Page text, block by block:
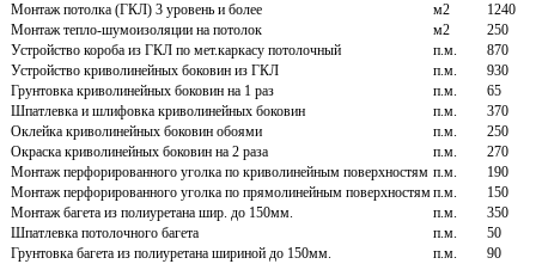
Монтаж потолка (ГКЛ) 3 уровень и более
м2
1240
Монтаж тепло-шумоизоляции на потолок
м2
250
Устройство короба из ГКЛ по мет.каркасу потолочный
п.м.
870
Устройство криволинейных боковин из ГКЛ
п.м.
930
Грунтовка криволинейных боковин на 1 раз
п.м.
65
Шпатлевка и шлифовка криволинейных боковин
п.м.
370
Оклейка криволинейных боковин обоями
п.м.
250
Окраска криволинейных боковин на 2 раза
п.м.
270
Монтаж перфорированного уголка по криволинейным поверхностям п.м.
190
Монтаж перфорированного уголка по прямолинейным поверхностямп.м.
150
Монтаж багета из полиуретана шир. до 150мм.
п.м.
350
Шпатлевка потолочного багета
п.м.
50
Грунтовка багета из полиуретана шириной до 150мм.
п.м.
90